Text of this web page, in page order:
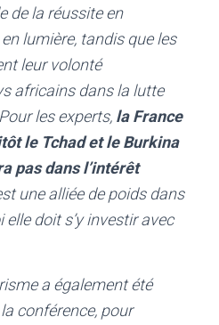
de la réussite en
lumière, tandis que les
leur volonté
africains dans la lutte
les experts, la France
le Tchad et le Burkina
pas dans l’intérêt
une alliée de poids dans
doit s’y investir avec
a également été
conférence, pour